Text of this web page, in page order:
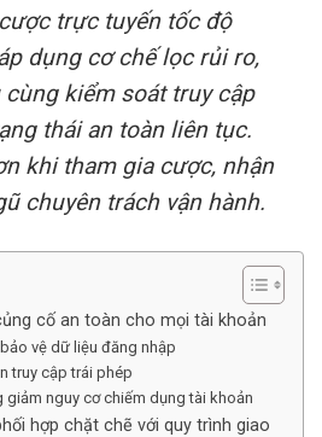
trực tuyến tốc độ
dụng cơ chế lọc rủi ro,
kiểm soát truy cập
thái an toàn liên tục.
khi tham gia cược, nhận
chuyên trách vận hành.
cố an toàn cho mọi tài khoản
vệ dữ liệu đăng nhập
truy cập trái phép
giảm nguy cơ chiếm dụng tài khoản
hợp chặt chẽ với quy trình giao